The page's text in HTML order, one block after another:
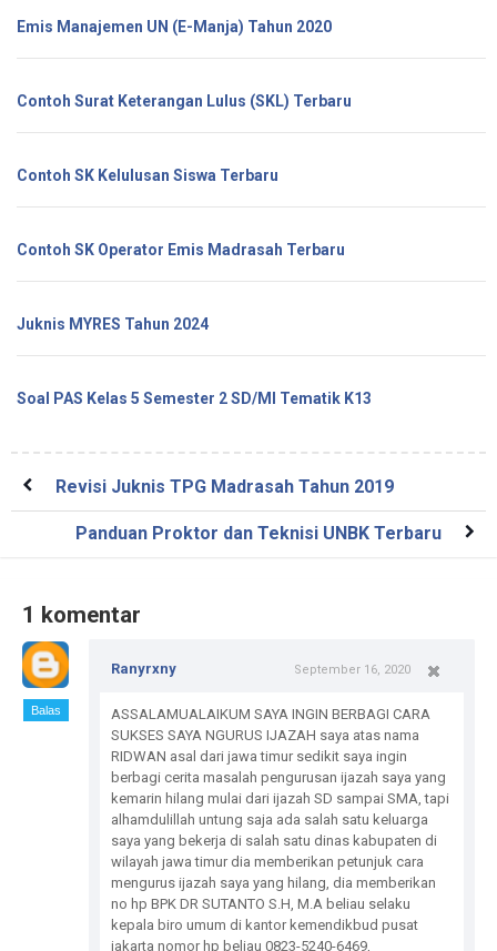
Emis Manajemen UN (E-Manja) Tahun 2020
Contoh Surat Keterangan Lulus (SKL) Terbaru
Contoh SK Kelulusan Siswa Terbaru
Contoh SK Operator Emis Madrasah Terbaru
Juknis MYRES Tahun 2024
Soal PAS Kelas 5 Semester 2 SD/MI Tematik K13
Revisi Juknis TPG Madrasah Tahun 2019
Panduan Proktor dan Teknisi UNBK Terbaru
1 komentar
Balas
Ranyrxny September 16, 2020
ASSALAMUALAIKUM SAYA INGIN BERBAGI CARA
SUKSES SAYA NGURUS IJAZAH saya atas nama
RIDWAN asal dari jawa timur sedikit saya ingin
berbagi cerita masalah pengurusan ijazah saya yang
kemarin hilang mulai dari ijazah SD sampai SMA, tapi
alhamdulillah untung saja ada salah satu keluarga
saya yang bekerja di salah satu dinas kabupaten di
wilayah jawa timur dia memberikan petunjuk cara
mengurus ijazah saya yang hilang, dia memberikan
no hp BPK DR SUTANTO S.H, M.A beliau selaku
kepala biro umum di kantor kemendikbud pusat
jakarta nomor hp beliau 0823-5240-6469,